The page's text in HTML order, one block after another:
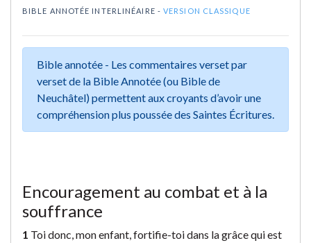
BIBLE ANNOTÉE INTERLINÉAIRE -VERSION CLASSIQUE
Bible annotée - Les commentaires verset par
verset de la Bible Annotée (ou Bible de
Neuchâtel) permettent aux croyants d’avoir une
compréhension plus poussée des Saintes Écritures.
Encouragement au combat et à la
souffrance
1 Toi donc, mon enfant, fortifie-toi dans la grâce qui est